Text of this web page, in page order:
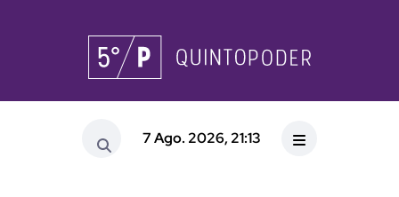
7 Ago. 2026, 21:13